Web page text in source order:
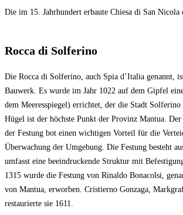
Die im 15. Jahrhundert erbaute Chiesa di San
Rocca di Solferino
Die Rocca di Solferino, auch Spia d’Italia genannt,
Bauwerk. Es wurde im Jahr 1022 auf dem Gipfel
dem Meeresspiegel) errichtet, der die Stadt
Hügel ist der höchste Punkt der Provinz Mantua. Der
der Festung bot einen wichtigen Vorteil für die
Überwachung der Umgebung. Die Festung besteht
umfasst eine beeindruckende Struktur mit
1315 wurde die Festung von Rinaldo Bonacolsi,
von Mantua, erworben. Cristierno Gonzaga,
restaurierte sie 1611.